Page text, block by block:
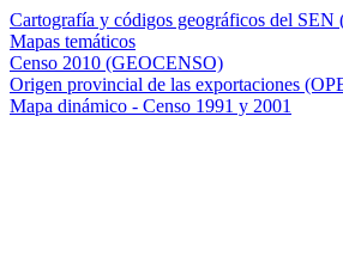
Cartografía y códigos geográficos del
Mapas temáticos
Censo 2010 (GEOCENSO)
Origen provincial de las exportaciones
Mapa dinámico - Censo 1991 y 2001